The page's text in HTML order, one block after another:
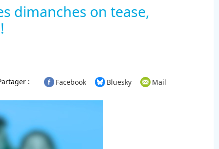
dimanches on tease,
: Facebook Bluesky Mail